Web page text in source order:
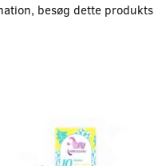
besøg dette produkts